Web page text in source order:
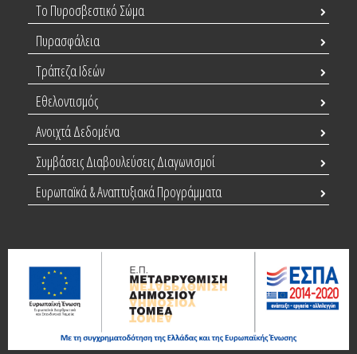
Το Πυροσβεστικό Σώμα
Πυρασφάλεια
Τράπεζα Ιδεών
Εθελοντισμός
Ανοιχτά Δεδομένα
Συμβάσεις Διαβουλεύσεις Διαγωνισμοί
Ευρωπαϊκά & Αναπτυξιακά Προγράμματα